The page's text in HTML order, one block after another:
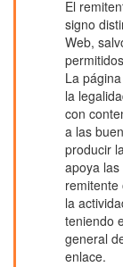
El
signo
Web,
La
la
con
a las
producir
apoya
remitente
la
teniendo
general
enlace.